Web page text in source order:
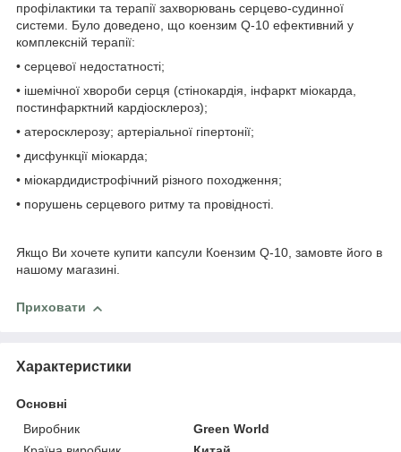
профілактики та терапії захворювань серцево-судинної
системи. Було доведено, що коензим Q-10 ефективний у
комплексній терапії:
• серцевої недостатності;
• ішемічної хвороби серця (стінокардія, інфаркт міокарда,
постинфарктний кардіосклероз);
• атеросклерозу; артеріальної гіпертонії;
• дисфункції міокарда;
• міокардидистрофічний різного походження;
• порушень серцевого ритму та провідності.
Якщо Ви хочете купити капсули Коензим Q-10, замовте його в
нашому магазині.
Приховати
Характеристики
Основні
Виробник
Green World